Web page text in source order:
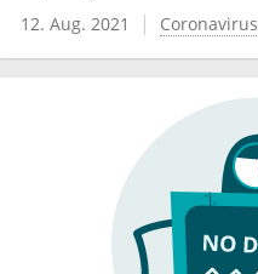
12. Aug. 2021 Coronavirus